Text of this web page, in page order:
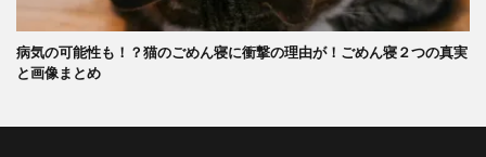
病気の可能性も！？猫のごめん寝に衝撃の理由が！ごめん寝２つの真実
と画像まとめ